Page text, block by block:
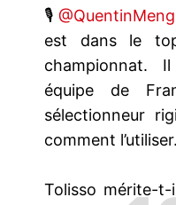
🎙️
est dans le
championnat.
équipe de
sélectionneur
comment
Tolisso mérite-t-